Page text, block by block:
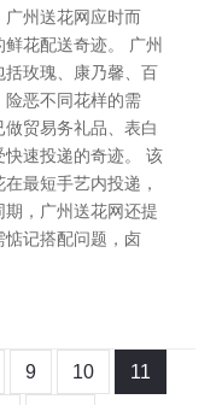
广州送花网应时而
花配送奇迹。 广州
玫瑰、康乃馨、百
险恶不同花样的需
贸易务礼品、表白
速投递的奇迹。 该
最短手艺内投递，
，广州送花网还提
惦记搭配问题，卤
9 10 11